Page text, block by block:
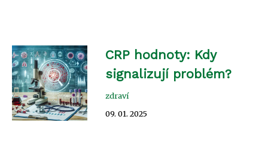
CRP hodnoty: Kdy
signalizují problém?
zdraví
09. 01. 2025